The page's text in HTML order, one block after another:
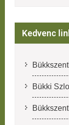
Kedvenc
Bükki